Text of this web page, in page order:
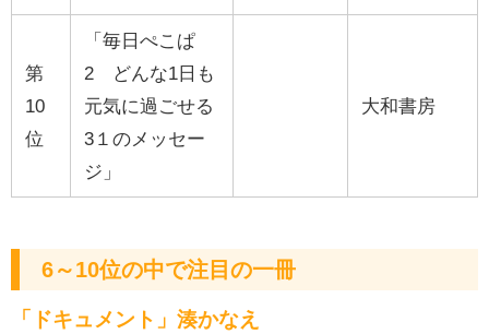
第
10
位
「毎日ぺこぱ
2 どんな1日も
元気に過ごせる
3１のメッセー
ジ」
大和書房
6～10位の中で注目の一冊
「ドキュメント」湊かなえ